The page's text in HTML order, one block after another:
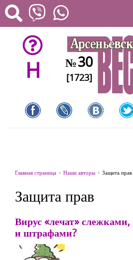
H №30
[1723]
Главная страница Наши авторы Защита прав
Защита прав
Вирус «лечат»
и штрафами?